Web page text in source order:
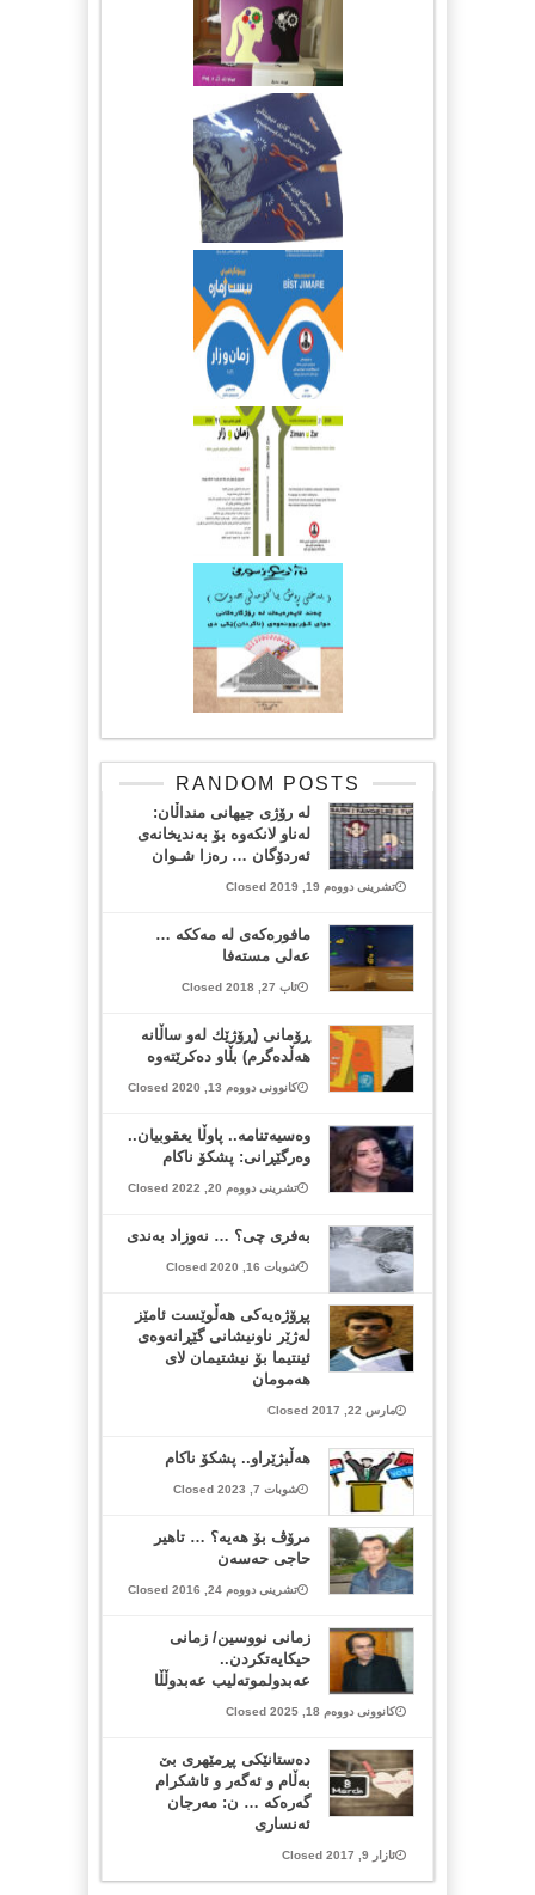
RANDOM POSTS
لە رۆژی جیهانی منداڵان:
لەناو لانکەوە بۆ بەندیخانەی
ئەردۆگان … رەزا شـوان
تشرینی دووەم 19, 2019 Closed
مافورەکەی لە مەککە …
عەلی مستەفا
ئاب 27, 2018 Closed
ڕۆمانی (ڕۆژێك له‌و ساڵانه‌
هه‌ڵده‌گرم) بڵاو ده‌کرێتەوە
کانوونی دووەم 13, 2020 Closed
وەسیەتنامە.. پاوڵا یعقوبیان..
وەرگێڕانی: پشکۆ ناکام
تشرینی دووەم 20, 2022 Closed
بەفری چی؟ … نەوزاد بەندی
شوبات 16, 2020 Closed
پڕۆژەیەکی هەڵوێست ئامێز
لەژێر ناونیشانی گێڕانەوەی
ئینتیما بۆ نیشتیمان لای
هەمومان
مارس 22, 2017 Closed
هەڵبژێراو.. پشکۆ ناکام
شوبات 7, 2023 Closed
مرۆڤ بۆ هەیە؟ … تاهیر
حاجی حەسەن
تشرینی دووەم 24, 2016 Closed
زمانی نووسین/ زمانی
حیکایەتکردن..
عەبدولموتەلیب عەبدوڵڵا
کانوونی دووەم 18, 2025 Closed
ده‌ستانێكی پڕمێهری بێ‌
به‌ڵام و ئه‌گه‌ر و ئاشكرام
گه‌ره‌كه‌ … ن: مه‌رجان
ئه‌نساری
ئازار 9, 2017 Closed